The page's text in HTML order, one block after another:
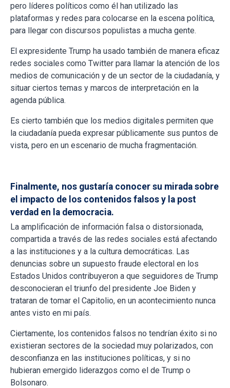
pero líderes políticos como él han utilizado las
plataformas y redes para colocarse en la escena política,
para llegar con discursos populistas a mucha gente.
El expresidente Trump ha usado también de manera eficaz
redes sociales como Twitter para llamar la atención de los
medios de comunicación y de un sector de la ciudadanía, y
situar ciertos temas y marcos de interpretación en la
agenda pública.
Es cierto también que los medios digitales permiten que
la ciudadanía pueda expresar públicamente sus puntos de
vista, pero en un escenario de mucha fragmentación.
Finalmente, nos gustaría conocer su mirada sobre
el impacto de los contenidos falsos y la post
verdad en la democracia.
La amplificación de información falsa o distorsionada,
compartida a través de las redes sociales está afectando
a las instituciones y a la cultura democráticas. Las
denuncias sobre un supuesto fraude electoral en los
Estados Unidos contribuyeron a que seguidores de Trump
desconocieran el triunfo del presidente Joe Biden y
trataran de tomar el Capitolio, en un acontecimiento nunca
antes visto en mi país.
Ciertamente, los contenidos falsos no tendrían éxito si no
existieran sectores de la sociedad muy polarizados, con
desconfianza en las instituciones políticas, y si no
hubieran emergido liderazgos como el de Trump o
Bolsonaro.